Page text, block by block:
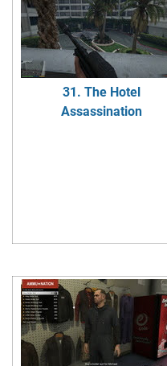
31. The Hotel
Assassination